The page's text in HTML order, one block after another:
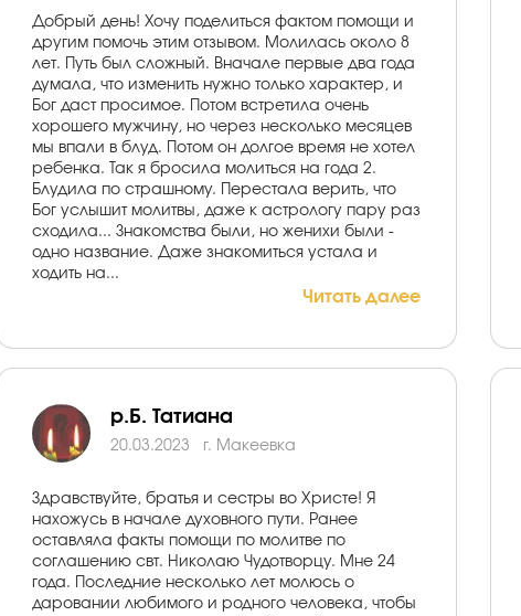
Добрый день! Хочу поделиться фактом помощи и
другим помочь этим отзывом. Молилась около 8
лет. Путь был сложный. Вначале первые два года
думала, что изменить нужно только характер, и
Бог даст просимое. Потом встретила очень
хорошего мужчину, но через несколько месяцев
мы впали в блуд. Потом он долгое время не хотел
ребенка. Так я бросила молиться на года 2.
Блудила по страшному. Перестала верить, что
Бог услышит молитвы, даже к астрологу пару раз
сходила... Знакомства были, но женихи были -
одно название. Даже знакомиться устала и
ходить на...
Читать далее
р.Б. Татиана
20.03.2023 г. Макеевка
Здравствуйте, братья и сестры во Христе! Я
нахожусь в начале духовного пути. Ранее
оставляла факты помощи по молитве по
соглашению свт. Николаю Чудотворцу. Мне 24
года. Последние несколько лет молюсь о
даровании любимого и родного человека, чтобы